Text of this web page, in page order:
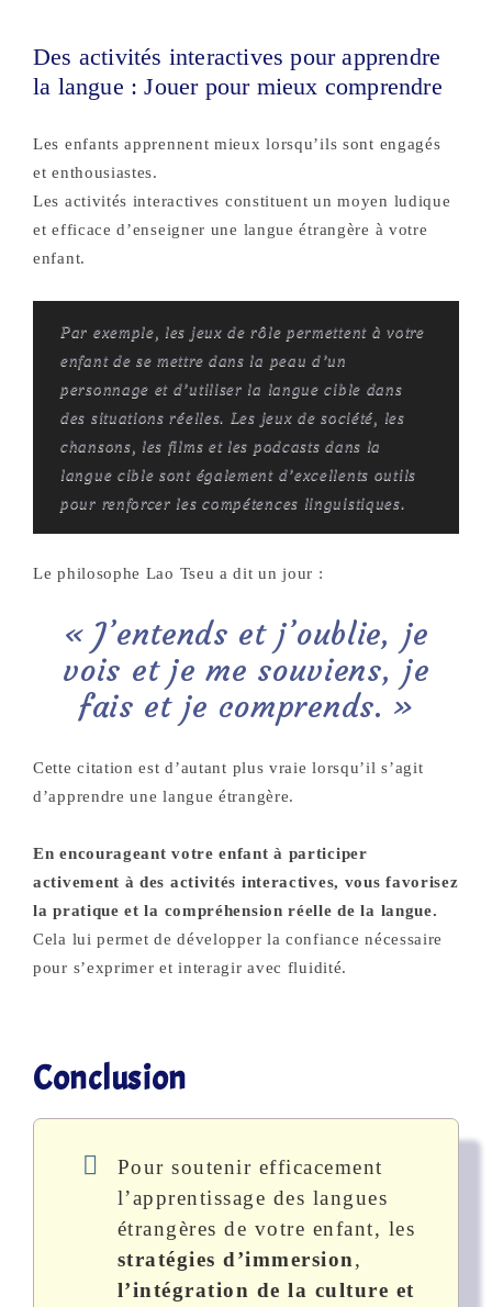
Des activités interactives pour apprendre
la langue : Jouer pour mieux comprendre
Les enfants apprennent mieux lorsqu’ils sont engagés
et enthousiastes.
Les activités interactives constituent un moyen ludique
et efficace d’enseigner une langue étrangère à votre
enfant.
Par exemple, les jeux de rôle permettent à votre
enfant de se mettre dans la peau d’un
personnage et d’utiliser la langue cible dans
des situations réelles. Les jeux de société, les
chansons, les films et les podcasts dans la
langue cible sont également d’excellents outils
pour renforcer les compétences linguistiques.
Le philosophe Lao Tseu a dit un jour :
« J’entends et j’oublie, je
vois et je me souviens, je
fais et je comprends. »
Cette citation est d’autant plus vraie lorsqu’il s’agit
d’apprendre une langue étrangère.
En encourageant votre enfant à participer
activement à des activités interactives, vous favorisez
la pratique et la compréhension réelle de la langue.
Cela lui permet de développer la confiance nécessaire
pour s’exprimer et interagir avec fluidité.
Conclusion
Pour soutenir efficacement
l’apprentissage des langues
étrangères de votre enfant, les
stratégies d’immersion,
l’intégration de la culture et